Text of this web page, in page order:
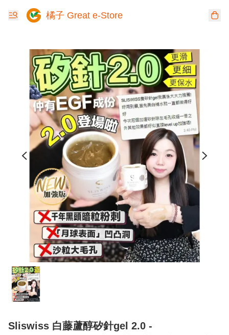
橘子 Great e-Store
Sliswiss 白藤蘆醇矽針gel 2.0 -